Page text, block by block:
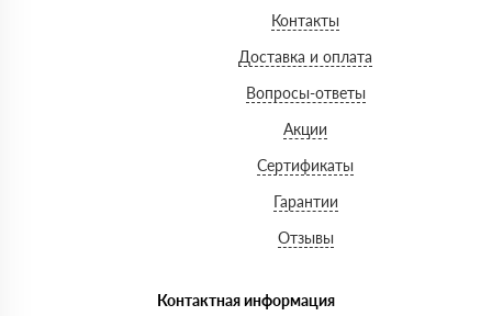
Контакты
Доставка и оплата
Вопросы-ответы
Акции
Сертификаты
Гарантии
Отзывы
Контактная информация